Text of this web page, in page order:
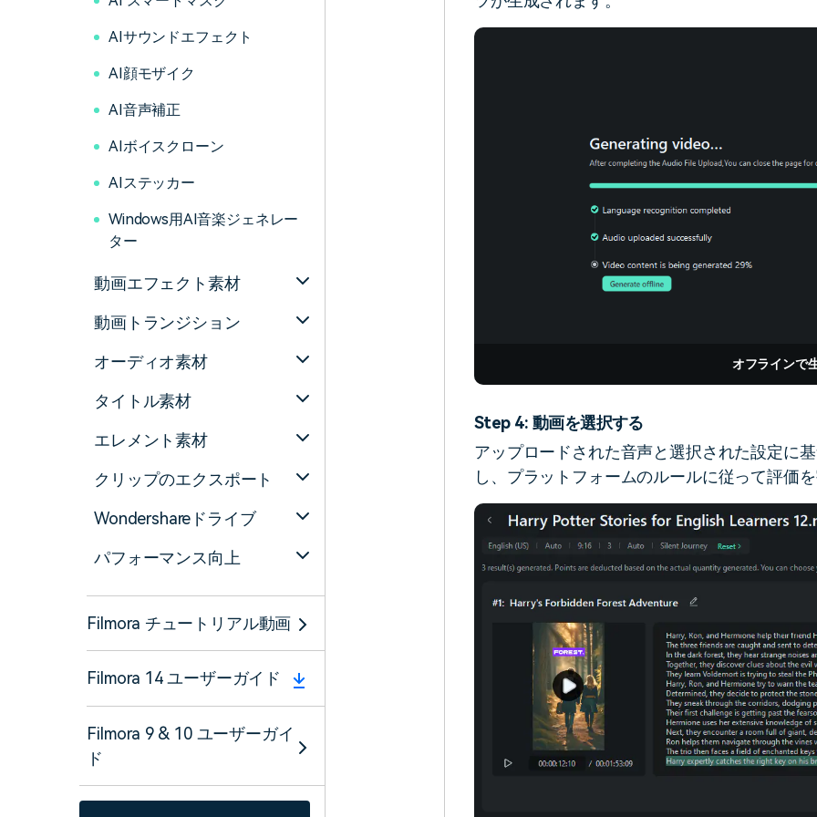
AIサウンドエフェクト
AI顔モザイク
AI音声補正
AIボイスクローン
AIステッカー
Windows用AI音楽ジェネレー
ター
動画エフェクト素材
動画トランジション
オーディオ素材
タイトル素材
エレメント素材
クリップのエクスポート
Wondershareドライブ
パフォーマンス向上
Filmora チュートリアル動画
Filmora 14 ユーザーガイド
Filmora 9 & 10 ユーザーガイ
ド
オフラインで
Step 4: 動画を選択する
アップロードされた音声と選択された設定に
し、プラットフォームのルールに従って評価